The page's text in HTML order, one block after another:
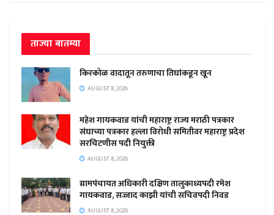
ताज्या बातम्या
किरकोळ वादातून तरुणाचा तिघांकडून खून
AUGUST 8, 2026
महेश गायकवाड यांची महाराष्ट्र राज्य मराठी पत्रकार
संघाच्या पत्रकार हल्ला विरोधी समितीवर महाराष्ट्र प्रदेश
सरचिटणीस पदी नियुक्ती
AUGUST 8, 2026
ग्रामपंचायत अधिकारी दक्षिण तालुकाध्यपदी रमेश
गायकवाड, सज्जाद काझी यांची सचिवपदी निवड
AUGUST 8, 2026